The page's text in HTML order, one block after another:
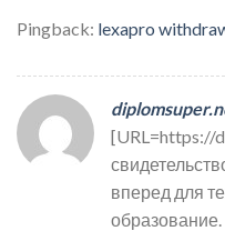
Pingback: lexapro
[URL=https://
вперед для
образование.